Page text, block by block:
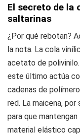
El secreto de la
saltarinas
¿Por qué rebotan?
la nota. La cola
acetato de
este último actúa
cadenas de
red. La maicena, por
para que
material elástico